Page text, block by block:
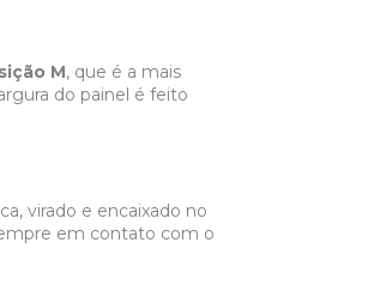
M, que é a mais
do painel é feito
virado e encaixado no
em contato com o